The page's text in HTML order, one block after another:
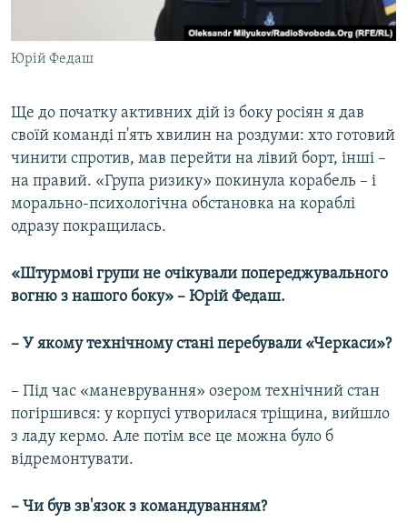
Юрій Федаш
Ще до початку активних дій із боку росіян я дав
своїй команді п'ять хвилин на роздуми: хто готовий
чинити спротив, мав перейти на лівий борт, інші –
на правий. «Група ризику» покинула корабель – і
морально-психологічна обстановка на кораблі
одразу покращилась.
«Штурмові групи не очікували попереджувального
вогню з нашого боку» –​ Юрій Федаш.
–​ У якому технічному стані перебували «Черкаси»?
– Під час «маневрування» озером технічний стан
погіршився: у корпусі утворилася тріщина, вийшло
з ладу кермо. Але потім все це можна було б
відремонтувати.
–​ Чи був зв'язок з командуванням?